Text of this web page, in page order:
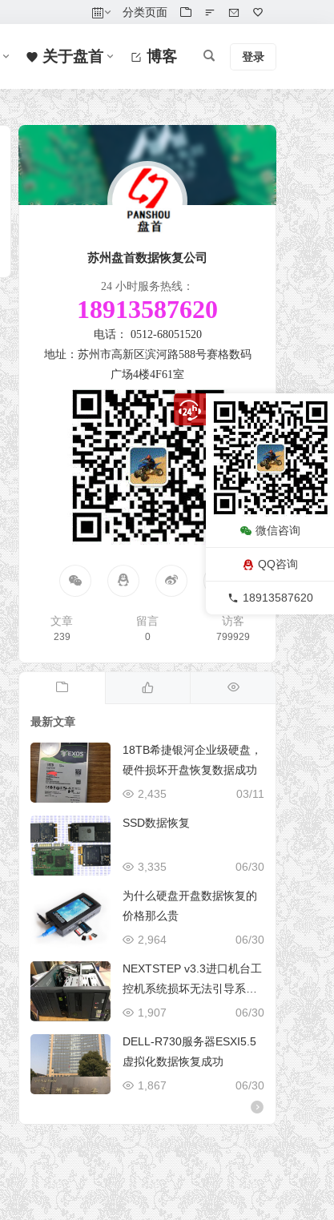
分类页面
关于盘首 博客 登录
苏州盘首数据恢复公司
24 小时服务热线：
18913587620
电话： 0512-68051520
地址：苏州市高新区滨河路588号赛格数码
广场4楼4F61室
文章
239
留言
0
访客
799929
最新文章
18TB希捷银河企业级硬盘，
硬件损坏开盘恢复数据成功
03/11
2,435
SSD数据恢复
06/30
3,335
为什么硬盘开盘数据恢复的
价格那么贵
06/30
2,964
NEXTSTEP v3.3进口机台工
控机系统损坏无法引导系统
修复成功
06/30
1,907
DELL-R730服务器ESXI5.5
虚拟化数据恢复成功
06/30
1,867
微信咨询
QQ咨询
18913587620